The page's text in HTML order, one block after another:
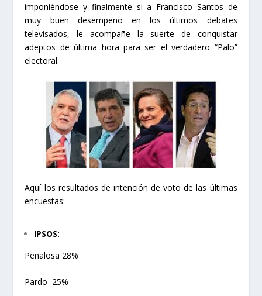
imponiéndose y finalmente si a Francisco Santos de
muy buen desempeño en los últimos debates
televisados, le acompañe la suerte de conquistar
adeptos de última hora para ser el verdadero “Palo”
electoral.
Aquí los resultados de intención de voto de las últimas
encuestas:
IPSOS:
Peñalosa 28%
Pardo 25%